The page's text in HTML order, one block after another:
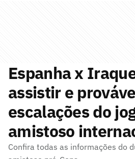
Espanha x
assistir e
escalações do
amistoso
Confira todas as informações do